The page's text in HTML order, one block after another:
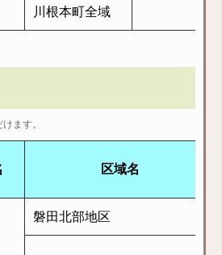
川根本町全域
ます。
区域名
磐田北部地区